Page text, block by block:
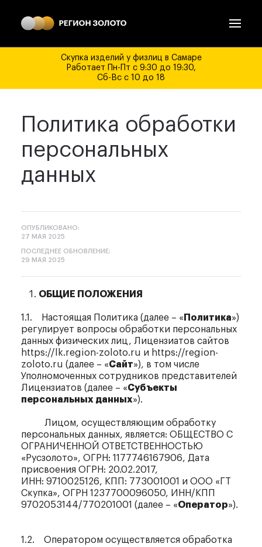
Скупка изделий у физлиц в Самаре
Работает Пн-Пт с 9:30 до 19:30,
Сб-Вс с 10 до 18
Политика обработки
персональных
данных
ОПУБЛИКОВАНО:
27 МАЯ 2025
ПОСЛЕДНЕЕ ОБНОВЛЕНИЕ:
29 МАЯ 2025
ОБЩИЕ ПОЛОЖЕНИЯ
1.1. Настоящая Политика (далее – « Политика»)
регулирует вопросы обработки персональных
данных физических лиц, Лицензиатов сайтов
https://lk.region-zoloto.ru и https://region-
zoloto.ru (далее – «Сайт»), в том числе
Уполномоченных сотрудников представителей
Лицензиатов (далее – «Субъекты
персональных данных»).
Лицом, осуществляющим обработку
персональных данных, является: ОБЩЕСТВО С
ОГРАНИЧЕННОЙ ОТВЕТСТВЕННОСТЬЮ
«Русзолото», ОГРН: 1177746167906, Дата
присвоения ОГРН: 20.02.2017,
ИНН: 9710025126, КПП: 773001001 и ООО «ГТ
Скупка», ОГРН 1237700096050, ИНН/КПП
9702053144/770201001 (далее – «Оператор»).
1.2. Оператором осуществляется обработка